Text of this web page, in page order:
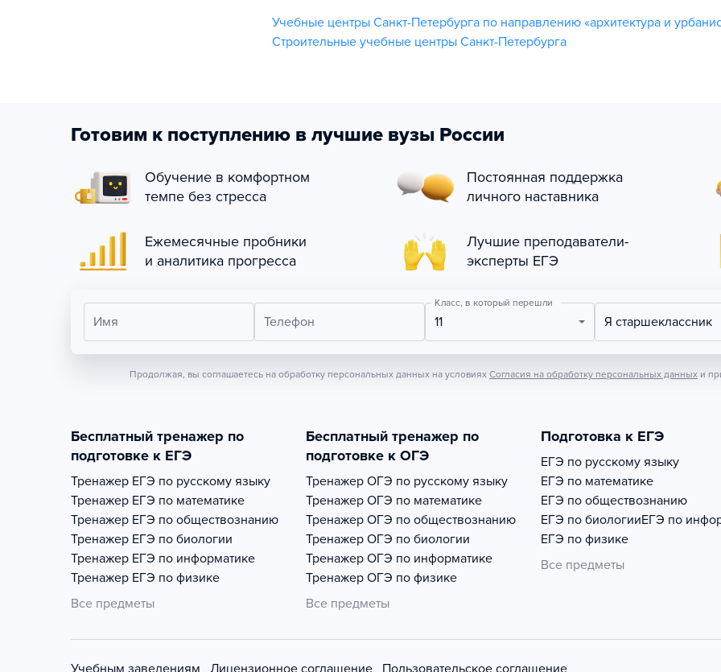
Учебные центры Санкт-Петербурга по направлению «архитектура и
Строительные учебные центры Санкт-Петербурга
Готовим к поступлению в лучшие вузы России
Обучение в комфортном
темпе без стресса
Постоянная поддержка
личного наставника
Ежемесячные пробники
и аналитика прогресса
Лучшие преподаватели-
эксперты ЕГЭ
Имя Телефон
Класс, в который перешли
11 Я старшеклассник
Продолжая, вы соглашаетесь на обработку персональных данных на условиях Согласия на обработку персональных данных и
Бесплатный тренажер по
подготовке к ЕГЭ
Тренажер ЕГЭ по русскому языку
Тренажер ЕГЭ по математике
Тренажер ЕГЭ по обществознанию
Тренажер ЕГЭ по биологии
Тренажер ЕГЭ по информатике
Тренажер ЕГЭ по физике
Все предметы
Бесплатный тренажер по
подготовке к ОГЭ
Тренажер ОГЭ по русскому языку
Тренажер ОГЭ по математике
Тренажер ОГЭ по обществознанию
Тренажер ОГЭ по биологии
Тренажер ОГЭ по информатике
Тренажер ОГЭ по физике
Все предметы
Подготовка к ЕГЭ
ЕГЭ по русскому языку
ЕГЭ по математике
ЕГЭ по обществознанию
ЕГЭ по биологииЕГЭ по
ЕГЭ по физике
Все предметы
Учебным заведениям Лицензионное соглашение Пользовательское соглашение